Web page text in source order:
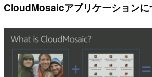
CloudMosaicアプリケーションに